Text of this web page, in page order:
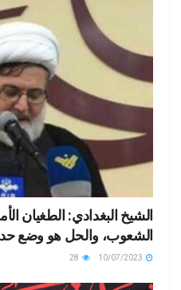
الشيخ البغدادي: الطغيان
الشعوب، والحل هو وضع حد